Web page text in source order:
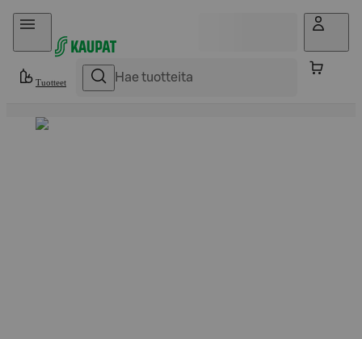
Hyppää sisältöön
Tuotteet